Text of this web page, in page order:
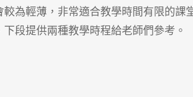
為輕薄，非常適合教學時間有限的課
段提供兩種教學時程給老師們參考。